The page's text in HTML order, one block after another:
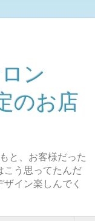
ン
のお店
と、お客様だった
こう思ってたんだ
イン楽しんでく